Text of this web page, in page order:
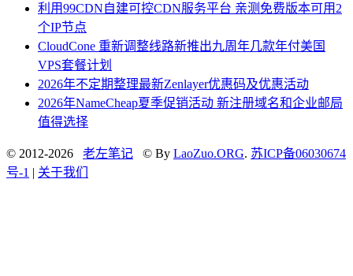
利用99CDN自建可控CDN服务平台 亲测免费版本可用2
个IP节点
CloudCone 重新调整线路新推出九周年几款年付美国
VPS套餐计划
2026年不定期整理最新Zenlayer优惠码及优惠活动
2026年NameCheap夏季促销活动 新注册域名和企业邮局
值得选择
© 2012-2026 老左笔记 © By LaoZuo.ORG. 苏ICP备06030674
号-1 | 关于我们